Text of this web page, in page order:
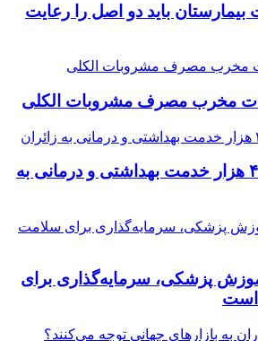
باید دو اصل را رعایت
مخرب مصرف مشروبات الکلی
ارائه دو میلیون و ۴۲۶ هزار خدمت بهداشتی و درمانی به
پزشکی، سرمایه‌گذاری برای
است